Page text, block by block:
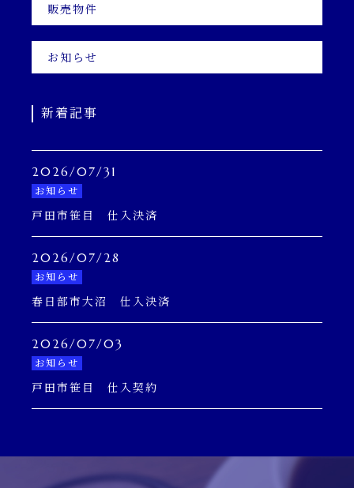
販売物件
お知らせ
新着記事
2026/07/31
お知らせ
戸田市笹目 仕入決済
2026/07/28
お知らせ
春日部市大沼 仕入決済
2026/07/03
お知らせ
戸田市笹目 仕入契約